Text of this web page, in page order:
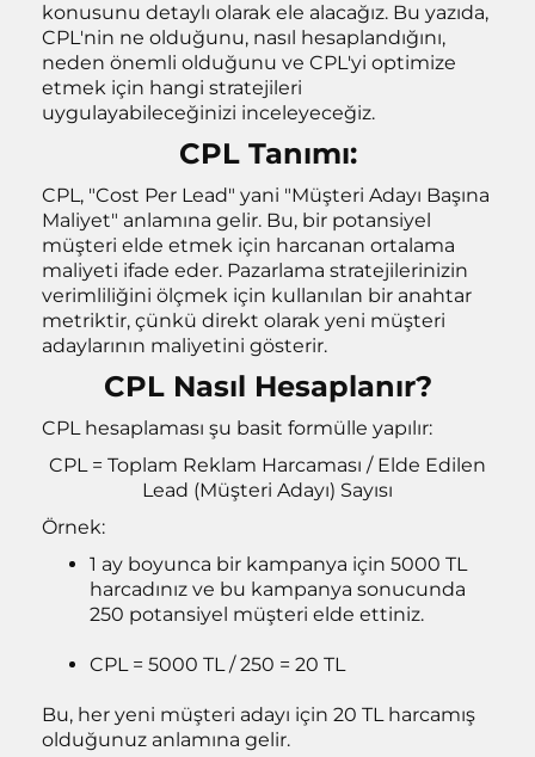
konusunu detaylı olarak ele alacağız. Bu yazıda,
CPL'nin ne olduğunu, nasıl hesaplandığını,
neden önemli olduğunu ve CPL'yi optimize
etmek için hangi stratejileri
uygulayabileceğinizi inceleyeceğiz.
CPL Tanımı:
CPL, "Cost Per Lead" yani "Müşteri Adayı Başına
Maliyet" anlamına gelir. Bu, bir potansiyel
müşteri elde etmek için harcanan ortalama
maliyeti ifade eder. Pazarlama stratejilerinizin
verimliliğini ölçmek için kullanılan bir anahtar
metriktir, çünkü direkt olarak yeni müşteri
adaylarının maliyetini gösterir.
CPL Nasıl Hesaplanır?
CPL hesaplaması şu basit formülle yapılır:
CPL = Toplam Reklam Harcaması / Elde Edilen
Lead (Müşteri Adayı) Sayısı
Örnek:
1 ay boyunca bir kampanya için 5000 TL
harcadınız ve bu kampanya sonucunda
250 potansiyel müşteri elde ettiniz.
CPL = 5000 TL / 250 = 20 TL
Bu, her yeni müşteri adayı için 20 TL harcamış
olduğunuz anlamına gelir.